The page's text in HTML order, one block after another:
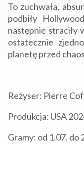
To zuchwała,
podbiły
następnie straciły
ostatecznie
planetę przed
Reżyser: Pierre
Produkcja: USA
Gramy: od 1.07. do